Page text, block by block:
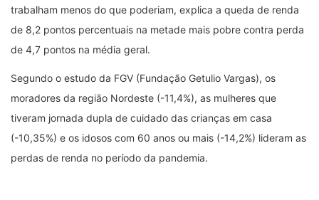
trabalham menos do que poderiam, explica a queda de renda
de 8,2 pontos percentuais na metade mais pobre contra perda
de 4,7 pontos na média geral.
Segundo o estudo da FGV (Fundação Getulio Vargas), os
moradores da região Nordeste (-11,4%), as mulheres que
tiveram jornada dupla de cuidado das crianças em casa
(-10,35%) e os idosos com 60 anos ou mais (-14,2%) lideram as
perdas de renda no período da pandemia.